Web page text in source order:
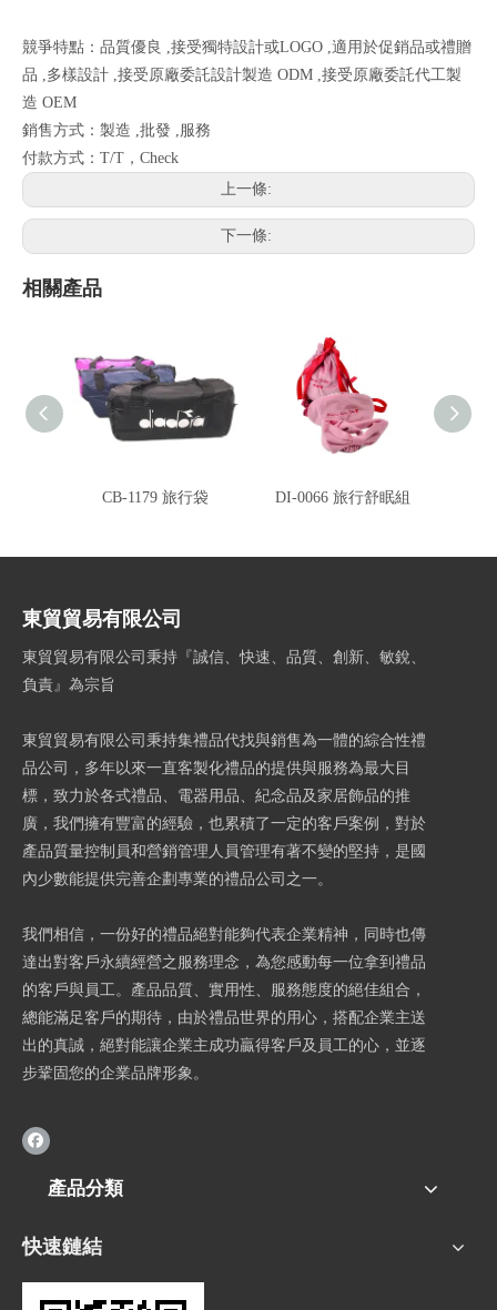
競爭特點：品質優良 ,接受獨特設計或LOGO ,適用於促銷品或禮贈
品 ,多樣設計 ,接受原廠委託設計製造 ODM ,接受原廠委託代工製
造 OEM
銷售方式：製造 ,批發 ,服務
付款方式：T/T，Check
上一條:
下一條:
相關產品
CB-1179 旅行袋 DI-0066 旅行舒眠組
東貿貿易有限公司
東貿貿易有限公司秉持『誠信、快速、品質、創新、敏銳、
負責』為宗旨
東貿貿易有限公司秉持集禮品代找與銷售為一體的綜合性禮
品公司，多年以來一直客製化禮品的提供與服務為最大目
標，致力於各式禮品、電器用品、紀念品及家居飾品的推
廣，我們擁有豐富的經驗，也累積了一定的客戶案例，對於
產品質量控制員和營銷管理人員管理有著不變的堅持，是國
內少數能提供完善企劃專業的禮品公司之一。
我們相信，一份好的禮品絕對能夠代表企業精神，同時也傳
達出對客戶永續經營之服務理念，為您感動每一位拿到禮品
的客戶與員工。產品品質、實用性、服務態度的絕佳組合，
總能滿足客戶的期待，由於禮品世界的用心，搭配企業主送
出的真誠，絕對能讓企業主成功贏得客戶及員工的心，並逐
步鞏固您的企業品牌形象。
產品分類
快速鏈結